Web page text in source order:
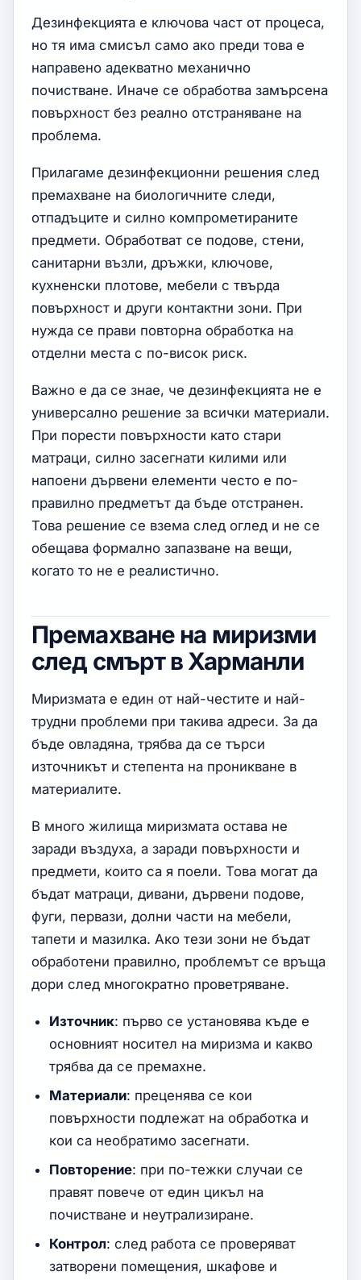
Дезинфекцията е ключова част от процеса,
но тя има смисъл само ако преди това е
направено адекватно механично
почистване. Иначе се обработва замърсена
повърхност без реално отстраняване на
проблема.
Прилагаме дезинфекционни решения след
премахване на биологичните следи,
отпадъците и силно компрометираните
предмети. Обработват се подове, стени,
санитарни възли, дръжки, ключове,
кухненски плотове, мебели с твърда
повърхност и други контактни зони. При
нужда се прави повторна обработка на
отделни места с по-висок риск.
Важно е да се знае, че дезинфекцията не е
универсално решение за всички материали.
При порести повърхности като стари
матраци, силно засегнати килими или
напоени дървени елементи често е по-
правилно предметът да бъде отстранен.
Това решение се взема след оглед и не се
обещава формално запазване на вещи,
когато то не е реалистично.
Премахване на миризми
след смърт в Харманли
Миризмата е един от най-честите и най-
трудни проблеми при такива адреси. За да
бъде овладяна, трябва да се търси
източникът и степента на проникване в
материалите.
В много жилища миризмата остава не
заради въздуха, а заради повърхности и
предмети, които са я поели. Това могат да
бъдат матраци, дивани, дървени подове,
фуги, первази, долни части на мебели,
тапети и мазилка. Ако тези зони не бъдат
обработени правилно, проблемът се връща
дори след многократно проветряване.
Източник: първо се установява къде е
основният носител на миризма и какво
трябва да се премахне.
Материали: преценява се кои
повърхности подлежат на обработка и
кои са необратимо засегнати.
Повторение: при по-тежки случаи се
правят повече от един цикъл на
почистване и неутрализиране.
Контрол: след работа се проверяват
затворени помещения, шкафове и